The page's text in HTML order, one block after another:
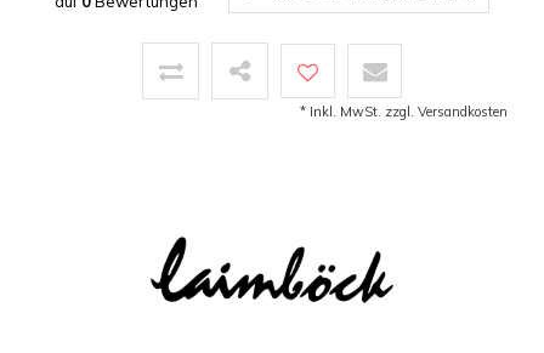
* Inkl. MwSt. zzgl. Versandkosten